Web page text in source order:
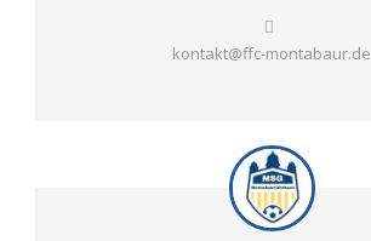
kontakt@ffc-montabaur.de